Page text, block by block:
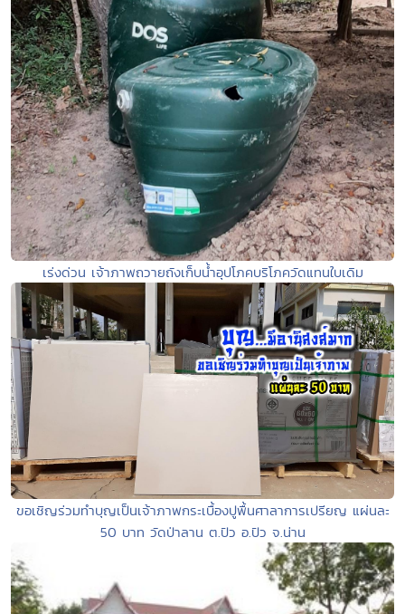
เร่งด่วน เจ้าภาพถวายถังเก็บน้ำอุปโภคบริโภควัดแทนใบเดิม
ขอเชิญร่วมทำบุญเป็นเจ้าภาพกระเบื้องปูพื้นศาลาการเปรียญ แผ่นละ
50 บาท วัดป่าลาน ต.ปัว อ.ปัว จ.น่าน